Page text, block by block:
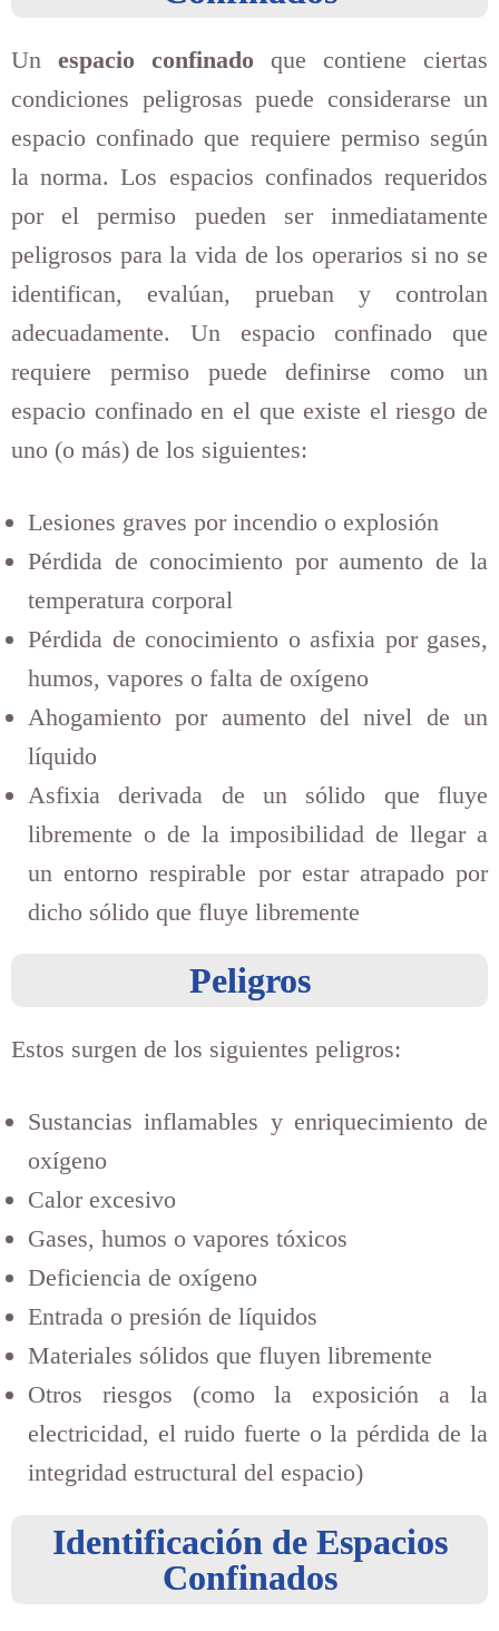
Un espacio confinado que contiene ciertas
condiciones peligrosas puede considerarse un
espacio confinado que requiere permiso según
la norma. Los espacios confinados requeridos
por el permiso pueden ser inmediatamente
peligrosos para la vida de los operarios si no se
identifican, evalúan, prueban y controlan
adecuadamente. Un espacio confinado que
requiere permiso puede definirse como un
espacio confinado en el que existe el riesgo de
uno (o más) de los siguientes:
Lesiones graves por incendio o explosión
Pérdida de conocimiento por aumento de la
temperatura corporal
Pérdida de conocimiento o asfixia por gases,
humos, vapores o falta de oxígeno
Ahogamiento por aumento del nivel de un
líquido
Asfixia derivada de un sólido que fluye
libremente o de la imposibilidad de llegar a
un entorno respirable por estar atrapado por
dicho sólido que fluye libremente
Peligros
Estos surgen de los siguientes peligros:
Sustancias inflamables y enriquecimiento de
oxígeno
Calor excesivo
Gases, humos o vapores tóxicos
Deficiencia de oxígeno
Entrada o presión de líquidos
Materiales sólidos que fluyen libremente
Otros riesgos (como la exposición a la
electricidad, el ruido fuerte o la pérdida de la
integridad estructural del espacio)
Identificación de Espacios
Confinados